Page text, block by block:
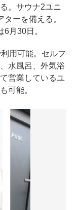
。サウナ2ユニ
ーを備える。
月30日。
用可能。セルフ
水風呂、外気浴
営業しているユ
可能。